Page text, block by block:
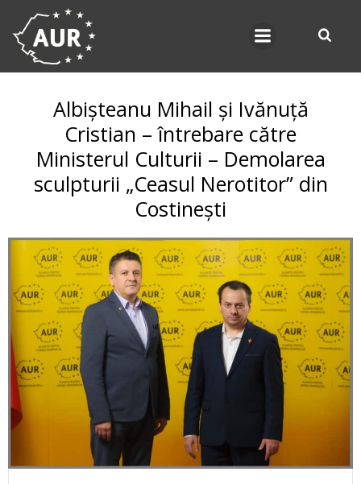
Albișteanu Mihail și Ivănuță
Cristian – întrebare către
Ministerul Culturii – Demolarea
sculpturii „Ceasul Nerotitor” din
Costinești